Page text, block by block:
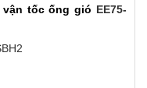
tốc ống gió EE75-